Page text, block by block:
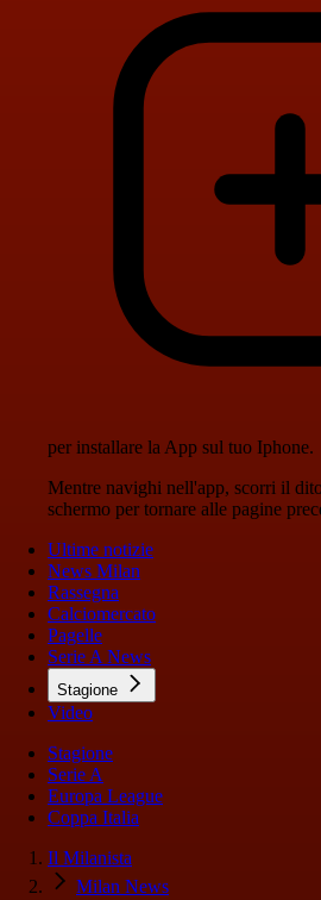
per installare la App sul tuo Iphone.
Mentre navighi nell'app, scorri il
schermo per tornare alle pagine
Ultime notizie
News Milan
Rassegna
Calciomercato
Pagelle
Serie A News
Stagione
Video
Stagione
Serie A
Europa League
Coppa Italia
Il Milanista
Milan News